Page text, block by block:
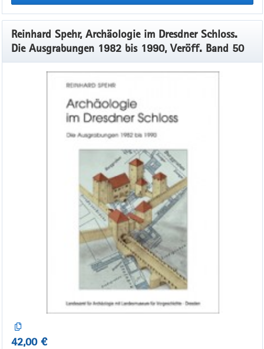
Reinhard Spehr, Archäologie im Dresdner Schloss.
Die Ausgrabungen 1982 bis 1990, Veröff. Band 50
42,00 €